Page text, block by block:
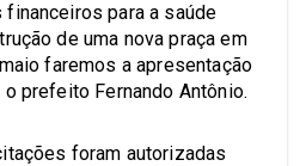
para a saúde
de uma nova praça em
faremos a apresentação
prefeito Fernando Antônio.
foram autorizadas